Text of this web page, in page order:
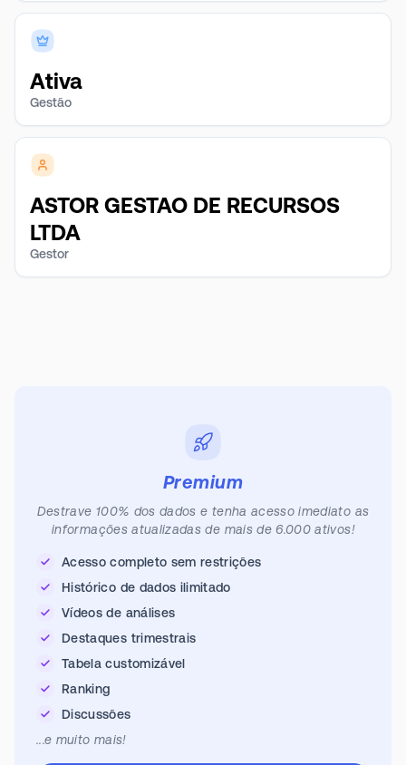
Ativa
Gestão
ASTOR GESTAO DE RECURSOS
LTDA
Gestor
Premium
Destrave 100% dos dados e tenha acesso imediato as
informações atualizadas de mais de 6.000 ativos!
Acesso completo sem restrições
Histórico de dados ilimitado
Vídeos de análises
Destaques trimestrais
Tabela customizável
Ranking
Discussões
...e muito mais!